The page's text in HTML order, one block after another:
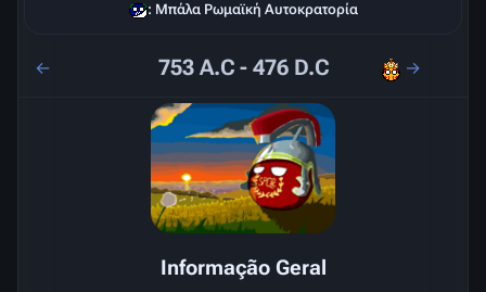
: Μπάλα Ρωμαϊκή Αυτοκρατορία
← →
753 A.C - 476 D.C
Informação Geral